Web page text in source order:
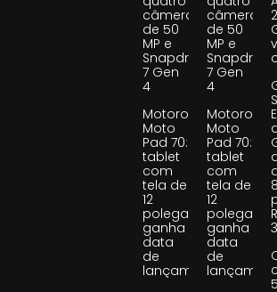
câmeras
de 50
MP e
Snapdragon
7 Gen
4
Motorola
Moto
Pad 70:
tablet
com
tela de
12
polegadas
ganha
data
de
lançamento
câmeras
de 50
MP e
7 Gen
4
Motorola
Moto
Pad 70:
tablet
com
tela de
12
polegadas
ganha
data
de